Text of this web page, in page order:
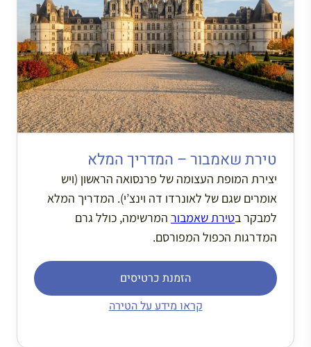
טירת שאמבור – המדריך המלא
יצירת המופת העצומה של פרנסואה הראשון (ויש
אומרים שגם של לאונרדו דה וינצ’י). המדריך המלא
למבקר בטירת שאמבור המרשימה, כולל גרם
המדרגות הכפול המפורסם.
הזמנת כרטיסים
קראו מידע על הטירה